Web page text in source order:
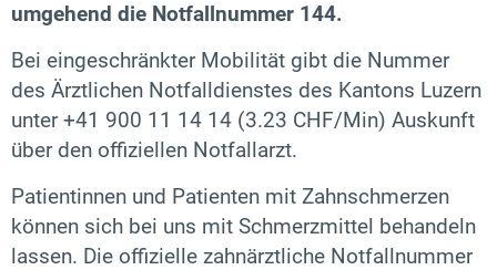
umgehend die Notfallnummer 144.
Bei eingeschränkter Mobilität gibt die Nummer
des Ärztlichen Notfalldienstes des Kantons Luzern
unter +41 900 11 14 14 (3.23 CHF/Min) Auskunft
über den offiziellen Notfallarzt.
Patientinnen und Patienten mit Zahnschmerzen
können sich bei uns mit Schmerzmittel behandeln
lassen. Die offizielle zahnärztliche Notfallnummer